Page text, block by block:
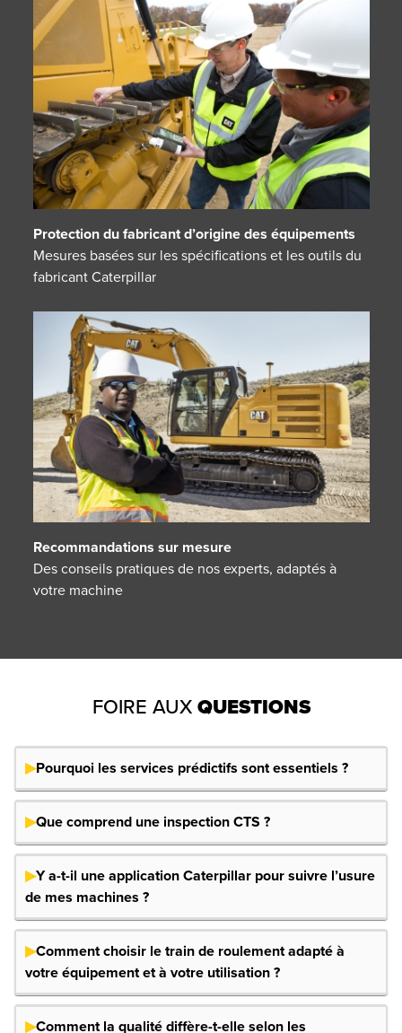
Protection du fabricant d’origine des équipements
Mesures basées sur les spécifications et les outils du
fabricant Caterpillar
Recommandations sur mesure
Des conseils pratiques de nos experts, adaptés à
votre machine
FOIRE AUXQUESTIONS
Pourquoi les services prédictifs sont essentiels ?
Que comprend une inspection CTS ?
Y a-t-il une application Caterpillar pour suivre l’usure
de mes machines ?
Comment choisir le train de roulement adapté à
votre équipement et à votre utilisation ?
Comment la qualité diffère-t-elle selon les